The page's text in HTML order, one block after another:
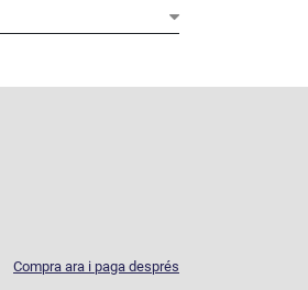
Compra ara i paga després